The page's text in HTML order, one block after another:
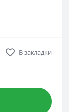
В закладки